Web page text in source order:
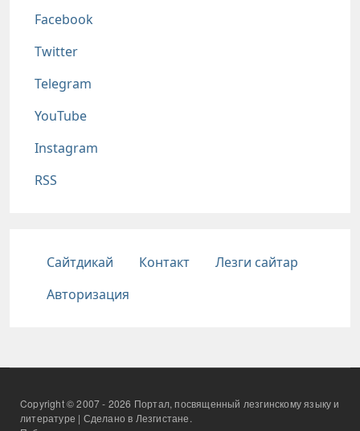
Соц сети
Facebook
Twitter
Telegram
YouTube
Instagram
RSS
Подвал
Сайтдикай Контакт
Лезги сайтар
Авторизация
Copyright © 2007 - 2026 Портал, посвященный лезгинскому языку и
литературе | Сделано в Лезгистане.